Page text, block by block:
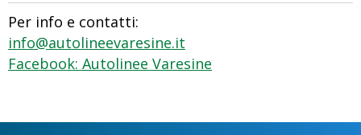
Per info e contatti:
info@autolineevaresine.it
Facebook: Autolinee Varesine